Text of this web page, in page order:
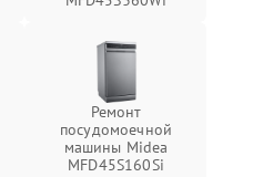
Ремонт
посудомоечной
машины Midea
MFD45S160Si